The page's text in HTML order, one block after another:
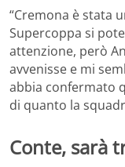
“Cremona è stata
Supercoppa si
attenzione, però
avvenisse e mi
abbia confermato
di quanto la
Conte, sarà